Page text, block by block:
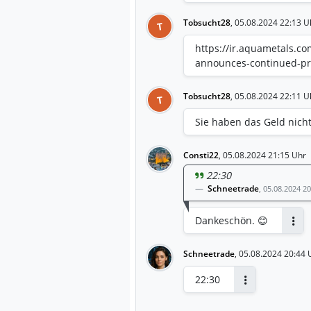
Monate strenge
Management glaubt,
auf die Technologie, die
Unternehmens und die
Masse zu recyceln,
Kommunikation mit
Hoffnung, die
steigender
das Management
verschiedene andere
einschließlich Schulden,
strategische
T Tobsucht28, 05.08.2024 22:13
https://
announces-continued-
T Tobsucht28, 05.08.2024 22:11
Sie haben das Geld
Consti22, 05.08.2024 21:15 Uhr
22:30
Schneetrade, 05.08.2024
Dankeschön. 😊
Schneetrade, 05.08.2024 20:44
22:30